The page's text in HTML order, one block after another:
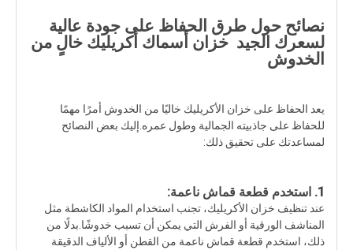
نصائح حول طرق الحفاظ على جودة عالية
لسعرك الجيد خزان أسماك أكريليك خالٍ من
الخدوش
يعد الحفاظ على خزان الأكريليك خاليًا من الخدوش أمرًا مهمًا
للحفاظ على جاذبيته الجمالية وطول عمره.إليك بعض النصائح
لمساعدتك على تحقيق ذلك:
1. استخدم قطعة قماش ناعمة:
عند تنظيف خزان الأكريليك، تجنب استخدام المواد الكاشطة مثل
المناشف الورقية أو الفرش التي يمكن أن تسبب خدوشًا.بدلًا من
ذلك، استخدم قطعة قماش ناعمة من القطن أو الألياف الدقيقة